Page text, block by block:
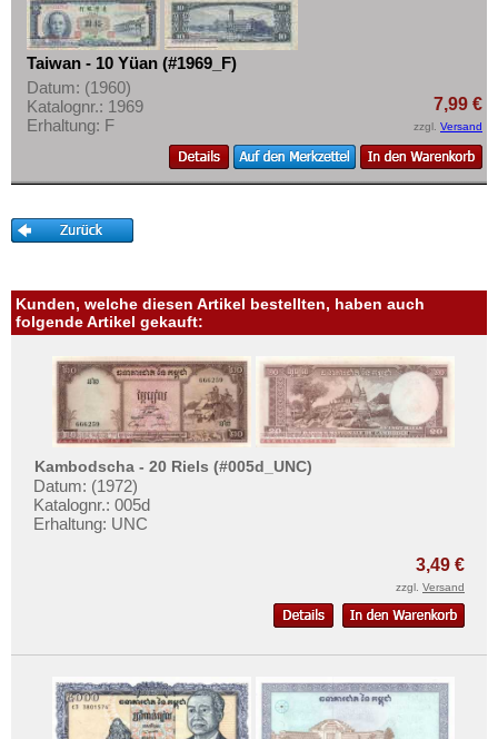
FAQ
Mehr über...
Zahlungsbedingungen
Privatsphäre und Datenschutz
Widerrufsbelehrung
AGB
Taiwan - 10 Yüan (#1969_F)
Datum: (1960)
Katalognr.: 1969
Erhaltung: F
7,99 €
zzgl. Versand
Kunden, welche diesen Artikel bestellten, haben auch
folgende Artikel gekauft:
Kambodscha - 20 Riels (#005d_UNC)
Datum: (1972)
Katalognr.: 005d
Erhaltung: UNC
3,49 €
zzgl. Versand